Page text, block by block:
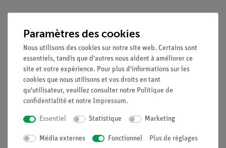
Description
Principe
Cette expérience est très exigeante. Elle n'exige pas une
grande précision de mesure de la part de l'élève. Mais, à en
juger par les expériences passées, la compréhension des cas
individuels pour différentes distances d'image, les propriétés
de l'image en fonction de l'objet et de la distance focale, ainsi
difficultés aux élèves. La répartition de l'expérience en
Paramètres des cookies
Nous utilisons des cookies sur notre site web. Certains sont
essentiels, tandis que d'autres nous aident à améliorer ce
site et votre expérience. Pour plus d'informations sur les
cookies que nous utilisons et vos droits en tant
qu'utilisateur, veuillez consulter notre Politique de
confidentialité et notre Impressum.
Essentiel Statistique Marketing
Média externes Fonctionnel Plus de réglages